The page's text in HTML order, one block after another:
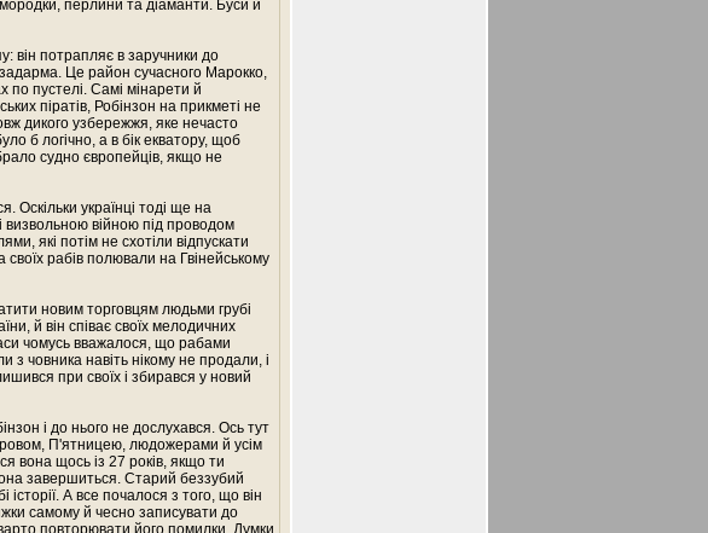
перлини та діаманти. Буси й
він потрапляє в заручники до
задарма. Це район сучасного Марокко,
по пустелі. Самі мінарети й
піратів, Робінзон на прикметі не
дикого узбережжя, яке нечасто
б логічно, а в бік екватору, щоб
судно європейців, якщо не
Оскільки українці тоді ще на
визвольною війною під проводом
які потім не схотіли відпускати
рабів полювали на Гвінейському
новим торговцям людьми грубі
й він співає своїх мелодичних
чомусь вважалося, що рабами
з човника навіть нікому не продали, і
при своїх і збирався у новий
і до нього не дослухався. Ось тут
П'ятницею, людожерами й усім
вона щось із 27 років, якщо ти
завершиться. Старий беззубий
А все почалося з того, що він
самому й чесно записувати до
повторювати його помилки. Думки